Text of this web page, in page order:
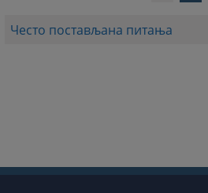
Често постављана питања